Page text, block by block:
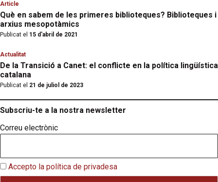
Article
Què en sabem de les primeres biblioteques? Biblioteques i
arxius mesopotàmics
Publicat el 15 d'abril de 2021
Actualitat
De la Transició a Canet: el conflicte en la política lingüística
catalana
Publicat el 21 de juliol de 2023
Subscriu-te a la nostra newsletter
Correu electrònic
Accepto la política de privadesa